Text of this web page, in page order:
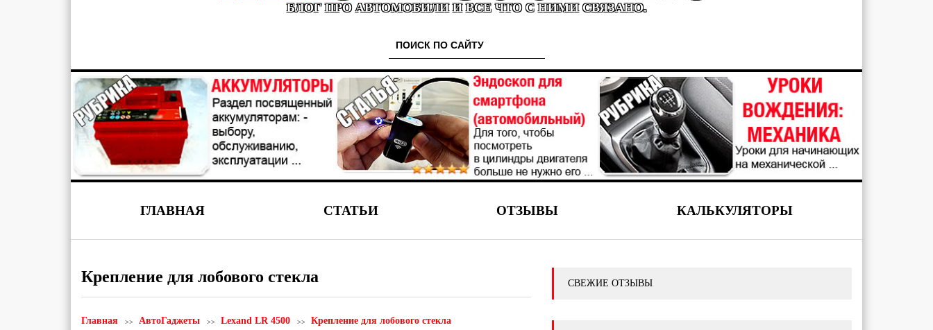
БЛОГ ПРО АВТОМОБИЛИ И ВСЕ ЧТО С НИМИ СВЯЗАНО.
ГЛАВНАЯ СТАТЬИ ОТЗЫВЫ КАЛЬКУЛЯТОРЫ
Крепление для лобового стекла
Главная АвтоГаджеты Lexand LR 4500 Крепление для лобового стекла
СВЕЖИЕ ОТЗЫВЫ